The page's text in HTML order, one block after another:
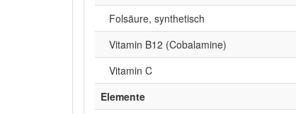
Folsäure, synthetisch
Vitamin B12 (Cobalamine)
Vitamin C
Elemente